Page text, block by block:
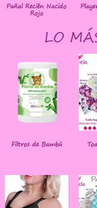
Pañal Recién Nacido
Rojo
LO
Filtros de Bambú